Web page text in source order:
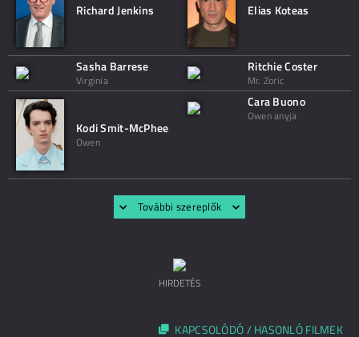
Richard Jenkins Elias Koteas
Sasha Barrese
Virginia
Ritchie Coster
Mr. Zoric
Kodi Smit-McPhee
Owen
Cara Buono
Owen anyja
További szereplők
HIRDETÉS
KAPCSOLÓDÓ / HASONLÓ FILMEK